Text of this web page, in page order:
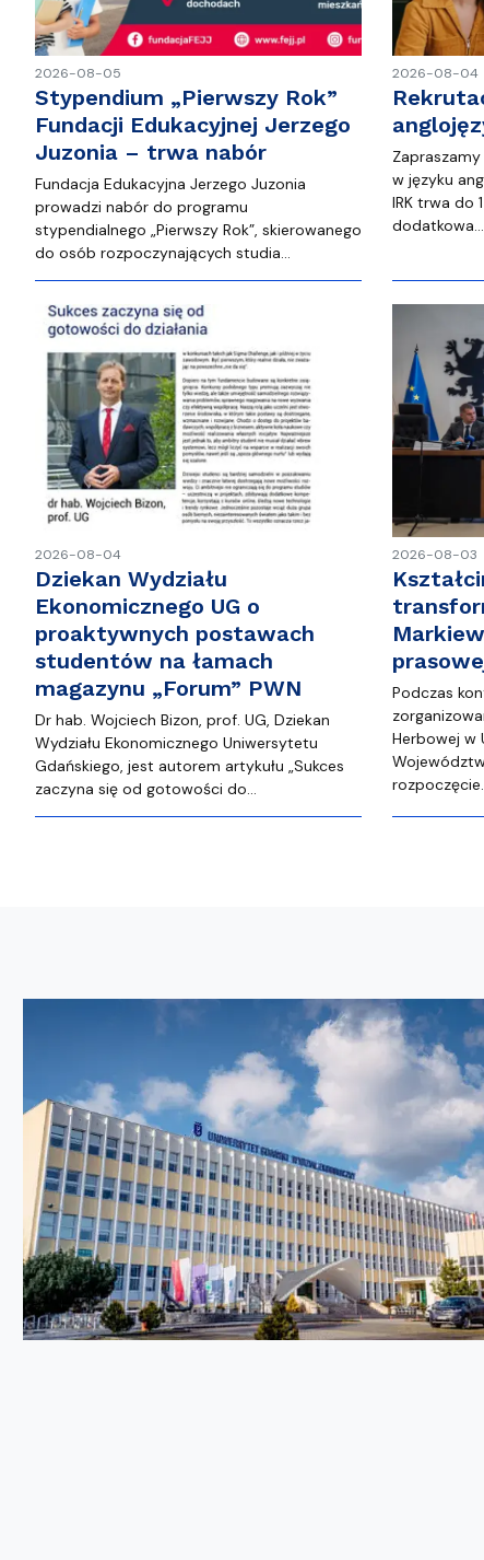
2026-08-05
Stypendium „Pierwszy Rok”
Fundacji Edukacyjnej Jerzego
Juzonia – trwa nabór
Fundacja Edukacyjna Jerzego Juzonia
prowadzi nabór do programu
stypendialnego „Pierwszy Rok”, skierowanego
do osób rozpoczynających studia…
2026-08-04
w języku
IRK trwa do
dodatkowa…
2026-08-04
Dziekan Wydziału
Ekonomicznego UG o
proaktywnych postawach
studentów na łamach
magazynu „Forum” PWN
Dr hab. Wojciech Bizon, prof. UG, Dziekan
Wydziału Ekonomicznego Uniwersytetu
Gdańskiego, jest autorem artykułu „Sukces
zaczyna się od gotowości do…
2026-08-03
Podczas
Herbowej w